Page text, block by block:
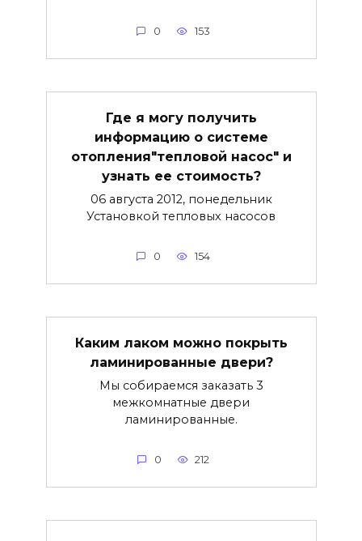
0 153
Где я могу получить
информацию о системе
отопления"тепловой насос" и
узнать ее стоимость?
06 августа 2012, понедельник
Установкой тепловых насосов
0 154
Каким лаком можно покрыть
ламинированные двери?
Мы собираемся заказать 3
межкомнатные двери
ламинированные.
0 212